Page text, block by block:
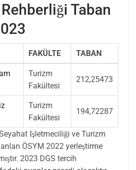
Taban
FAKÜLTE TABAN
Turizm
Fakültesi
212,25473
Turizm
Fakültesi
194,72287
İşletmeciliği ve Turizm
ÖSYM 2022 yerleştirme
2023 DGS tercih